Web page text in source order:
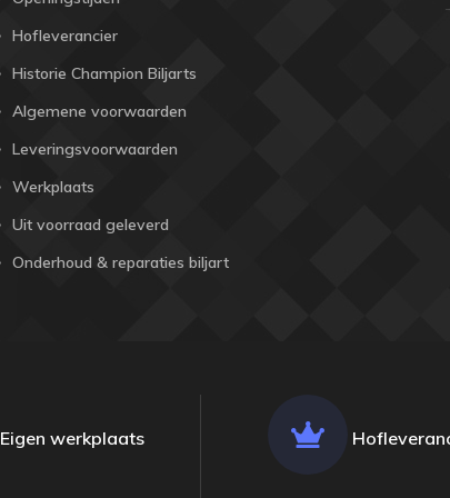
Hofleverancier
Historie Champion Biljarts
Algemene voorwaarden
Leveringsvoorwaarden
Werkplaats
Uit voorraad geleverd
Onderhoud & reparaties biljart
Eigen werkplaats